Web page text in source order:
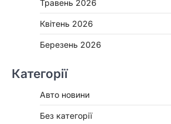
Травень 2026
Квітень 2026
Березень 2026
Категорії
Авто новини
Без категорії